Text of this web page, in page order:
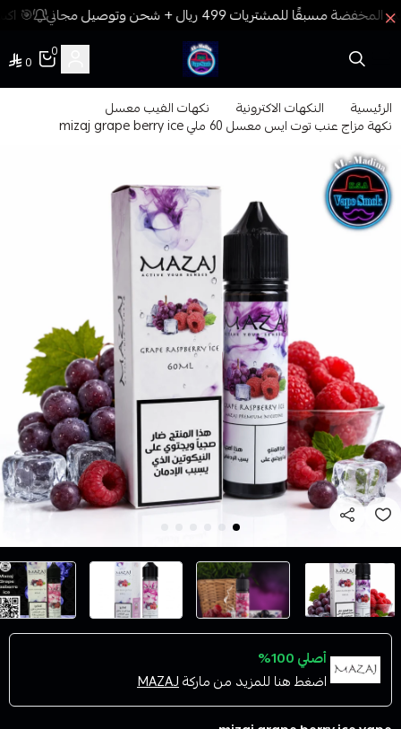
🎯
فيب المدينة
0
0
الرئيسية النكهات الاكترونية نكهات الفيب معسل
نكهة مزاج عنب توت ايس معسل 60 ملي mizaj grape berry ice
أصلي 100%
اضغط هنا للمزيد من ماركةMAZAJ